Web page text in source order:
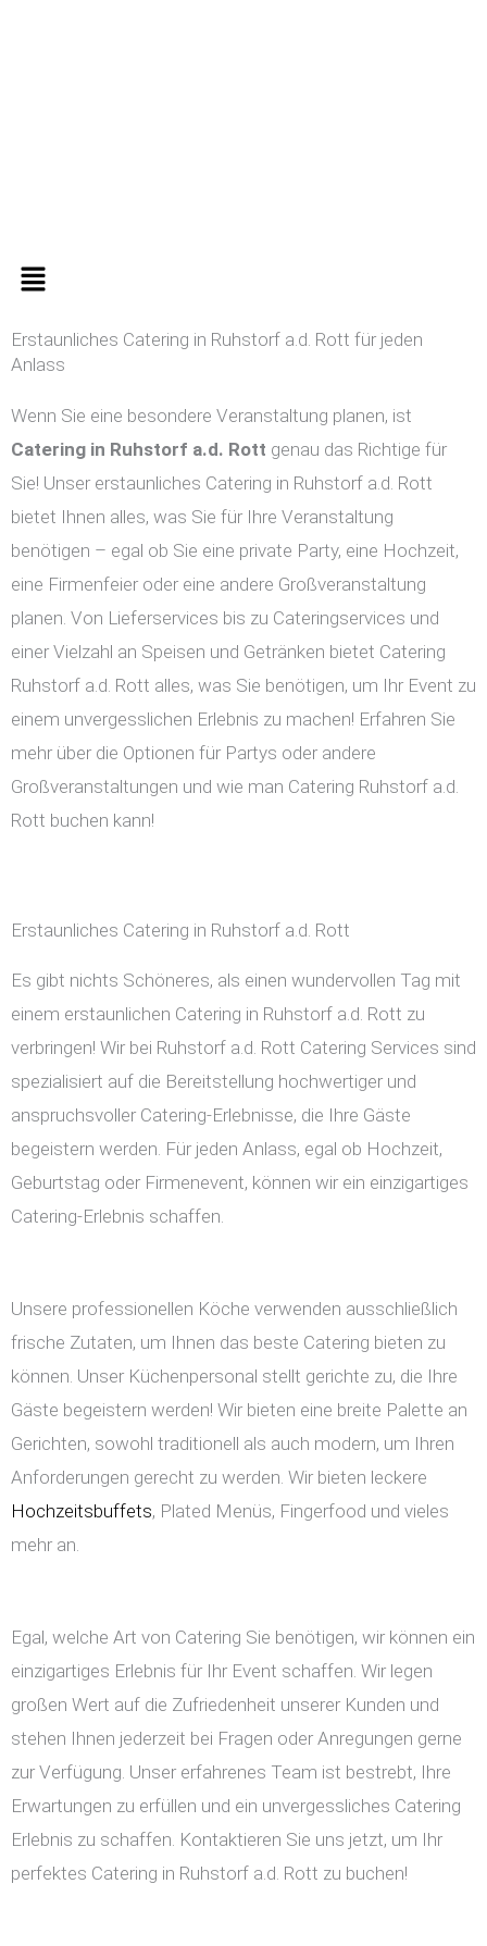
Menü
Erstaunliches Catering in Ruhstorf a.d. Rott für jeden
Anlass
Wenn Sie eine besondere Veranstaltung planen, ist
Catering in Ruhstorf a.d. Rott genau das Richtige für
Sie! Unser erstaunliches Catering in Ruhstorf a.d. Rott
bietet Ihnen alles, was Sie für Ihre Veranstaltung
benötigen – egal ob Sie eine private Party, eine Hochzeit,
eine Firmenfeier oder eine andere Großveranstaltung
planen. Von Lieferservices bis zu Cateringservices und
einer Vielzahl an Speisen und Getränken bietet Catering
Ruhstorf a.d. Rott alles, was Sie benötigen, um Ihr Event zu
einem unvergesslichen Erlebnis zu machen! Erfahren Sie
mehr über die Optionen für Partys oder andere
Großveranstaltungen und wie man Catering Ruhstorf a.d.
Rott buchen kann!
Erstaunliches Catering in Ruhstorf a.d. Rott
Es gibt nichts Schöneres, als einen wundervollen Tag mit
einem erstaunlichen Catering in Ruhstorf a.d. Rott zu
verbringen! Wir bei Ruhstorf a.d. Rott Catering Services sind
spezialisiert auf die Bereitstellung hochwertiger und
anspruchsvoller Catering-Erlebnisse, die Ihre Gäste
begeistern werden. Für jeden Anlass, egal ob Hochzeit,
Geburtstag oder Firmenevent, können wir ein einzigartiges
Catering-Erlebnis schaffen.
Unsere professionellen Köche verwenden ausschließlich
frische Zutaten, um Ihnen das beste Catering bieten zu
können. Unser Küchenpersonal stellt gerichte zu, die Ihre
Gäste begeistern werden! Wir bieten eine breite Palette an
Gerichten, sowohl traditionell als auch modern, um Ihren
Anforderungen gerecht zu werden. Wir bieten leckere
Hochzeitsbuffets, Plated Menüs, Fingerfood und vieles
mehr an.
Egal, welche Art von Catering Sie benötigen, wir können ein
einzigartiges Erlebnis für Ihr Event schaffen. Wir legen
großen Wert auf die Zufriedenheit unserer Kunden und
stehen Ihnen jederzeit bei Fragen oder Anregungen gerne
zur Verfügung. Unser erfahrenes Team ist bestrebt, Ihre
Erwartungen zu erfüllen und ein unvergessliches Catering
Erlebnis zu schaffen. Kontaktieren Sie uns jetzt, um Ihr
perfektes Catering in Ruhstorf a.d. Rott zu buchen!